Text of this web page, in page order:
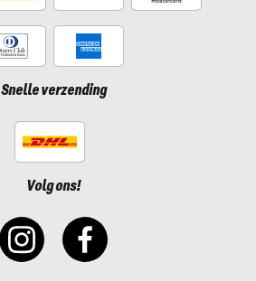
Snelle verzending
Volg ons!